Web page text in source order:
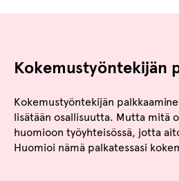
Kokemustyöntekijän
Kokemustyöntekijän
lisätään osallisuutta. Mutta mitä
huomioon työyhteisössä, jotta
Huomioi nämä palkatessasi